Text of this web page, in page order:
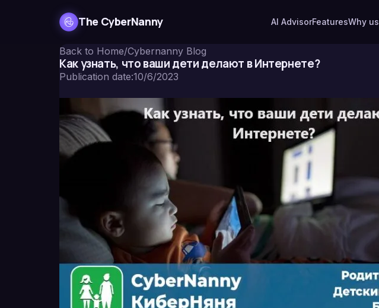
The CyberNanny AI AdvisorFeaturesWhy us
Back to Home/Cybernanny Blog
Как узнать, что ваши дети делают в Интернете?
Publication date:10/6/2023